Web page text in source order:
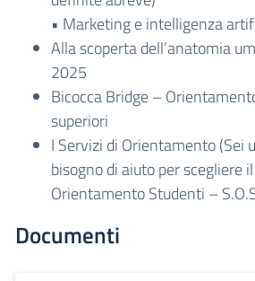
• Marketing e intelligenza
Alla scoperta dell’anatomia
2025
Bicocca Bridge –
superiori
I Servizi di Orientamento (Sei
bisogno di aiuto per scegliere
Orientamento Studenti –
Documenti